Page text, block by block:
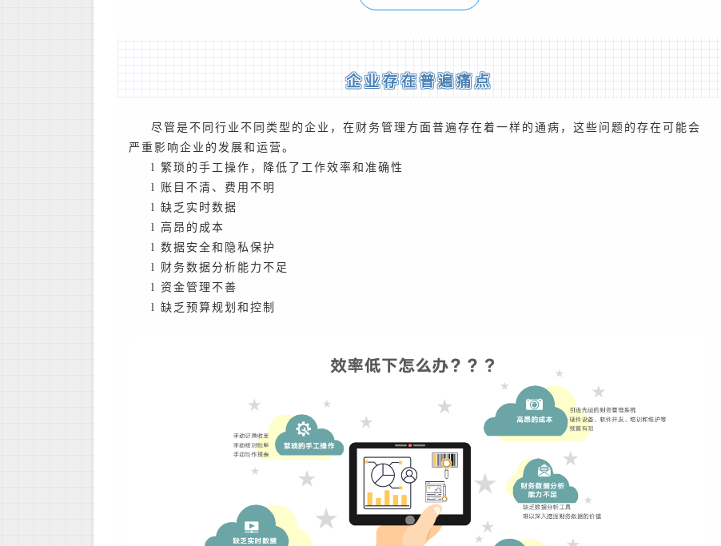
企业存在普遍痛点
尽管是不同行业不同类型的企业，在财务管理方面普遍存在着一样的通病，这些问题的存在可能会
严重影响企业的发展和运营。
l 繁琐的手工操作，降低了工作效率和准确性
l 账目不清、费用不明
l 缺乏实时数据
l 高昂的成本
l 数据安全和隐私保护
l 财务数据分析能力不足
l 资金管理不善
l 缺乏预算规划和控制